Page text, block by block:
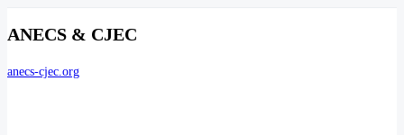
ANECS & CJEC
anecs-cjec.org